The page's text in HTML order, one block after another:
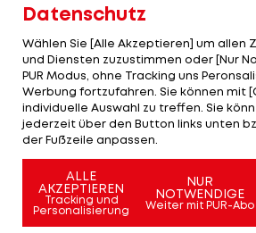
funktioniert und ich bin froh, dass
machen konnte."
Bis zu diesem Tor scheint der
Tabellenplatz der 2. deutschen
fraglich, weil sich Bochum an der
Defensive die Zähne
"Es war eine richtige Zweitliga-
gab sehr viele und harte
Datenschutz
Wählen Sie [Alle Akzeptieren] um allen
und Diensten zuzustimmen oder [Nur
PUR Modus, ohne Tracking uns
Werbung fortzufahren. Sie können mit
individuelle Auswahl zu treffen. Sie
jederzeit über den Button links unten
der Fußzeile anpassen.
ALLE
AKZEPTIEREN
Tracking und
Personalisierung
NUR
NOTWENDIGE
Weiter mit PUR-Abo